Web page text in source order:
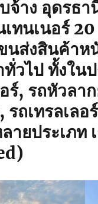
จ้าง อุดรธา
ทนเนอร์
ส่งสินค้าห
วไป ทั้งใน
ร์, รถหัวล
รถเทรลเลอ
ายประเภท